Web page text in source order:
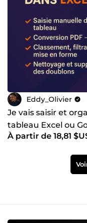
Eddy_Olivier
Je vais saisir et
tableau Excel ou
À partir de 18,81